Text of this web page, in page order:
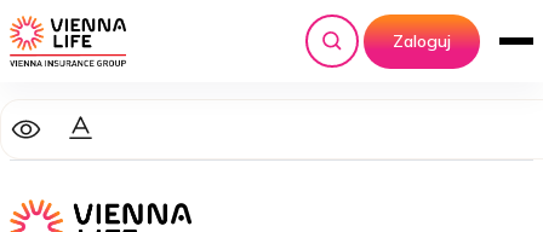
Szukaj
Zaloguj